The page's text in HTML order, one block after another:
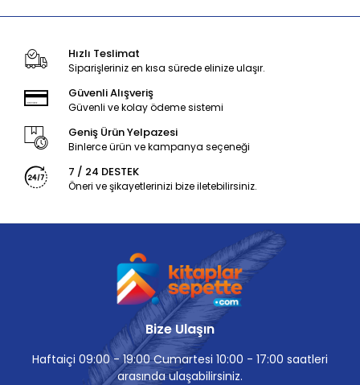
Hızlı Teslimat
Siparişleriniz en kısa sürede elinize ulaşır.
Güvenli Alışveriş
Güvenli ve kolay ödeme sistemi
Geniş Ürün Yelpazesi
Binlerce ürün ve kampanya seçeneği
7 / 24 DESTEK
Öneri ve şikayetlerinizi bize iletebilirsiniz.
Bize Ulaşın
Haftaiçi 09:00 - 19:00 Cumartesi 10:00 - 17:00 saatleri
arasında ulaşabilirsiniz.